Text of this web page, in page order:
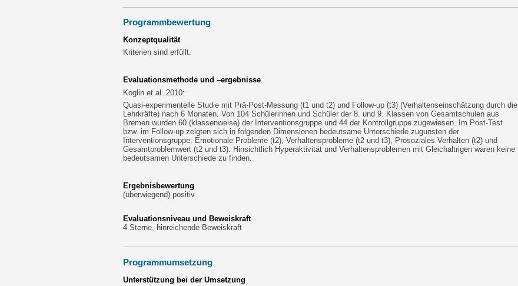
Programmbewertung
Konzeptqualität
Kriterien sind erfüllt.
Evaluationsmethode und –ergebnisse
Koglin et al. 2010:
Quasi-experimentelle Studie mit Prä-Post-Messung (t1 und t2) und Follow-up (t3) (Verhaltenseinschätzung durch die
Lehrkräfte) nach 6 Monaten. Von 104 Schülerinnen und Schüler der 8. und 9. Klassen von Gesamtschulen aus
Bremen wurden 60 (klassenweise) der Interventionsgruppe und 44 der Kontrollgruppe zugewiesen. Im Post-Test
bzw. im Follow-up zeigten sich in folgenden Dimensionen bedeutsame Unterschiede zugunsten der
Interventionsgruppe: Emotionale Probleme (t2), Verhaltensprobleme (t2 und t3), Prosoziales Verhalten (t2) und
Gesamtproblemwert (t2 und t3). Hinsichtlich Hyperaktivität und Verhaltensproblemen mit Gleichaltrigen waren keine
bedeutsamen Unterschiede zu finden.
Ergebnisbewertung
(überwiegend) positiv
Evaluationsniveau und Beweiskraft
4 Sterne, hinreichende Beweiskraft
Programmumsetzung
Unterstützung bei der Umsetzung